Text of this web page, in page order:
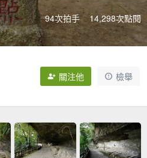
94次拍手 14,298次點閱
關注他 檢舉